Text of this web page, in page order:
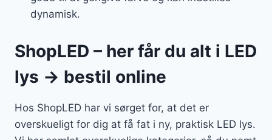
dynamisk.
ShopLED – her får du alt i LED
lys → bestil online
Hos ShopLED har vi sørget for, at det er
overskueligt for dig at få fat i ny, praktisk LED lys.